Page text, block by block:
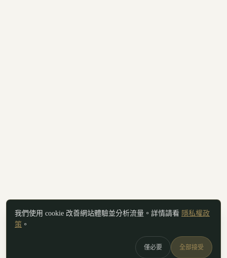
我們使用 cookie 改善網站體驗並分析流量。詳情請看 隱私權政
策 。
僅必要 全部接受